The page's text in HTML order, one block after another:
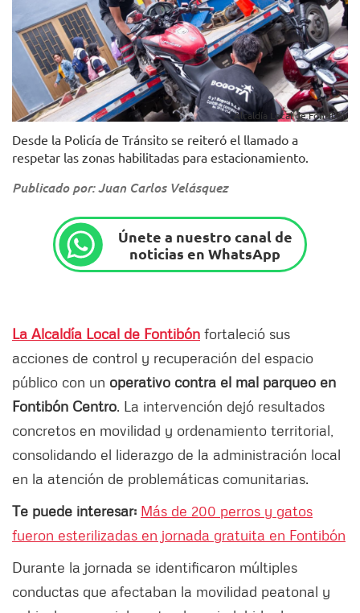
Alcaldía Local de Fontibón
Desde la Policía de Tránsito se reiteró el llamado a
respetar las zonas habilitadas para estacionamiento.
Publicado por: Juan Carlos Velásquez
Únete a nuestro canal de
noticias en WhatsApp
La Alcaldía Local de Fontibón fortaleció sus
acciones de control y recuperación del espacio
público con un operativo contra el mal parqueo en
Fontibón Centro. La intervención dejó resultados
concretos en movilidad y ordenamiento territorial,
consolidando el liderazgo de la administración local
en la atención de problemáticas comunitarias.
Te puede interesar: Más de 200 perros y gatos
fueron esterilizadas en jornada gratuita en Fontibón
Durante la jornada se identificaron múltiples
conductas que afectaban la movilidad peatonal y